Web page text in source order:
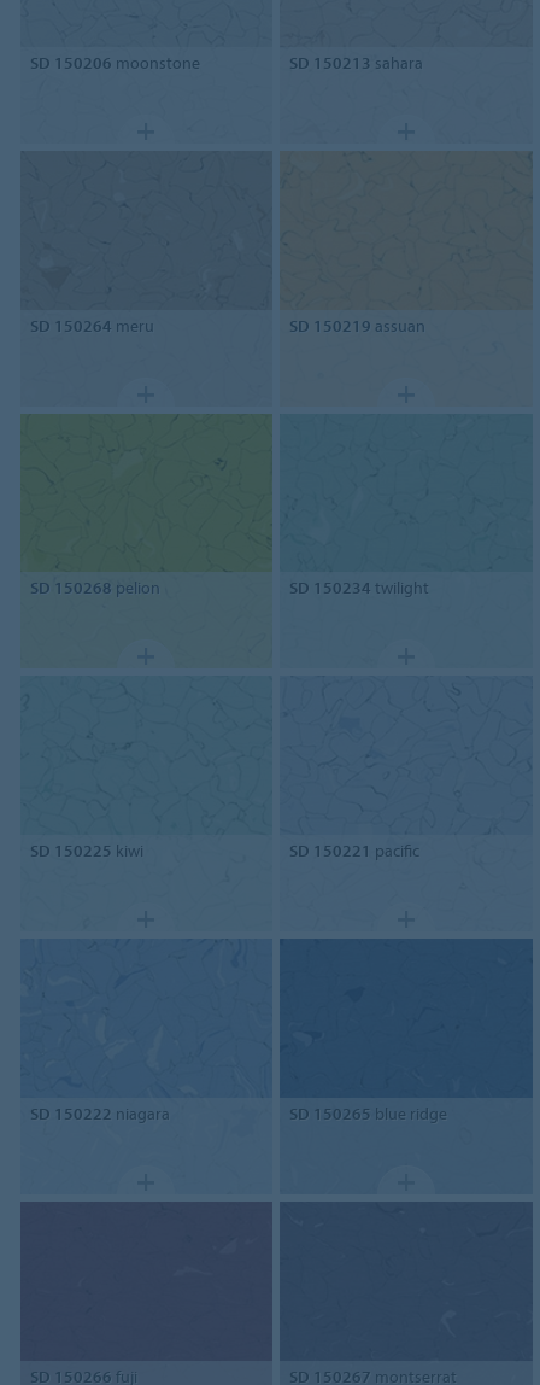
SD 150206 moonstone SD 150213 sahara
SD 150264 meru SD 150219 assuan
SD 150268 pelion SD 150234 twilight
SD 150225 kiwi SD 150221 pacific
SD 150222 niagara SD 150265 blue ridge
SD 150266 fuji SD 150267 montserrat